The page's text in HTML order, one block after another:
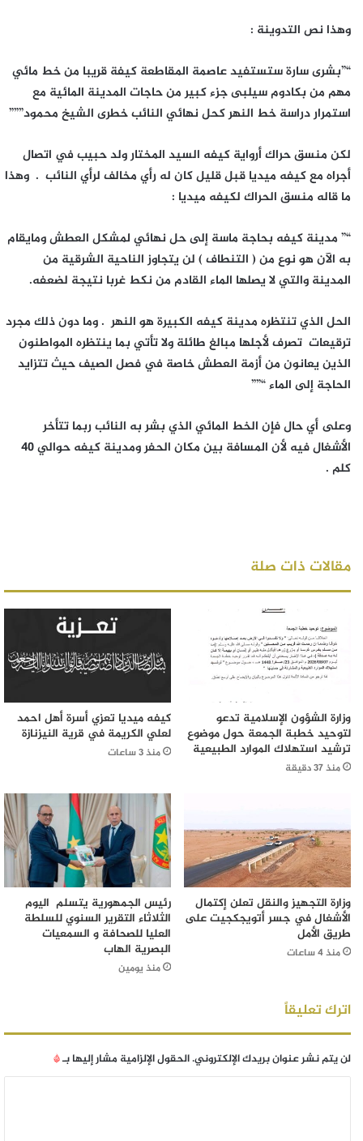
وهذا نص التدوينة :
“”بشرى سارة ستستفيد عاصمة المقاطعة كيفة قريبا من خط مائي
مهم من بكادوم سيلبى جزء كبير من حاجات المدينة المائية مع
استمرار دراسة خط النهر كحل نهائي النائب خطرى الشيخ محمود”””
لكن منسق حراك أرواية كيفه السيد المختار ولد حبيب في اتصال
أجراه مع كيفه ميديا قبل قليل كان له رأي مخالف لرأي النائب . وهذا
ما قاله منسق الحراك لكيفه ميديا :
“” مدينة كيفه بحاجة ماسة إلى حل نهائي لمشكل العطش ومايقام
به الآن هو نوع من ( التنطاف ) لن يتجاوز الناحية الشرقية من
المدينة والتي لا يصلها الماء القادم من نكط غربا نتيجة لضعفه.
الحل الذي تنتظره مدينة كيفه الكبيرة هو النهر . وما دون ذلك مجرد
ترقيعات تصرف لأجلها مبالغ طائلة ولا تأتي بما ينتظره المواطنون
الذين يعانون من أزمة العطش خاصة في فصل الصيف حيث تتزايد
الحاجة إلى الماء “””
وعلى أي حال فإن الخط المائي الذي بشر به النائب ربما تتأخر
الأشغال فيه لأن المسافة بين مكان الحفر ومدينة كيفه حوالي 40
كلم .
مقالات ذات صلة
وزارة الشؤون الإسلامية تدعو
لتوحيد خطبة الجمعة حول موضوع
ترشيد استهلاك الموارد الطبيعية
منذ 37 دقيقة
كيفه ميديا تعزي أسرة أهل احمد
لعلي الكريمة في قرية النيزنازة
منذ 3 ساعات
وزارة التجهيز والنقل تعلن إكتمال
الأشغال في جسر أتويجكجيت على
طريق الأمل
منذ 4 ساعات
رئيس الجمهورية يتسلم اليوم
الثلاثاء التقرير السنوي للسلطة
العليا للصحافة و السمعيات
البصرية الهاب
منذ يومين
اترك تعليقاً
لن يتم نشر عنوان بريدك الإلكتروني.الحقول الإلزامية مشار إليها بـ*